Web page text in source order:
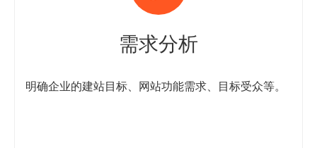
需求分析
明确企业的建站目标、网站功能需求、目标受众等。